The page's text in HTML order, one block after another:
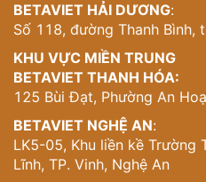
BETAVIET HẢI DƯƠNG:
Số 118, đường Thanh Bình,
KHU VỰC MIỀN TRUNG
BETAVIET THANH HÓA:
125 Bùi Đạt, Phường An
BETAVIET NGHỆ AN:
LK5-05, Khu liền kề Trường
Lĩnh, TP. Vinh, Nghệ An